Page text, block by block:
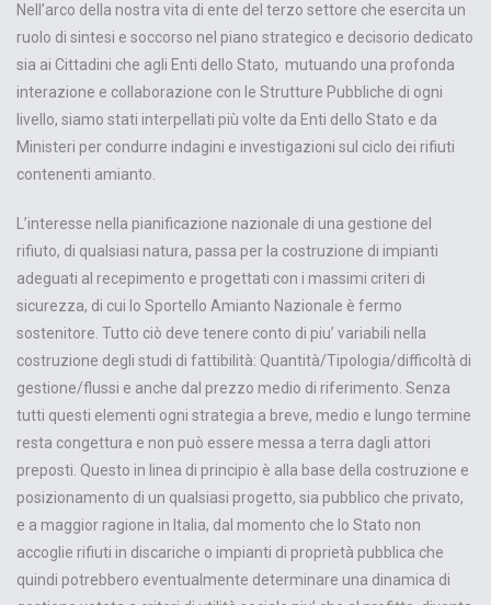
Nell’arco della nostra vita di ente del terzo settore che esercita un
ruolo di sintesi e soccorso nel piano strategico e decisorio dedicato
sia ai Cittadini che agli Enti dello Stato, mutuando una profonda
interazione e collaborazione con le Strutture Pubbliche di ogni
livello, siamo stati interpellati più volte da Enti dello Stato e da
Ministeri per condurre indagini e investigazioni sul ciclo dei rifiuti
contenenti amianto.
L’interesse nella pianificazione nazionale di una gestione del
rifiuto, di qualsiasi natura, passa per la costruzione di impianti
adeguati al recepimento e progettati con i massimi criteri di
sicurezza, di cui lo Sportello Amianto Nazionale è fermo
sostenitore. Tutto ciò deve tenere conto di piu’ variabili nella
costruzione degli studi di fattibilità: Quantità/Tipologia/difficoltà di
gestione/flussi e anche dal prezzo medio di riferimento. Senza
tutti questi elementi ogni strategia a breve, medio e lungo termine
resta congettura e non può essere messa a terra dagli attori
preposti. Questo in linea di principio è alla base della costruzione e
posizionamento di un qualsiasi progetto, sia pubblico che privato,
e a maggior ragione in Italia, dal momento che lo Stato non
accoglie rifiuti in discariche o impianti di proprietà pubblica che
quindi potrebbero eventualmente determinare una dinamica di